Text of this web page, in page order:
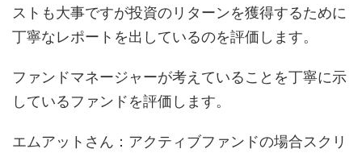
ストも大事ですが投資のリターンを獲得するために
丁寧なレポートを出しているのを評価します。
ファンドマネージャーが考えていることを丁寧に示
しているファンドを評価します。
エムアットさん：アクティブファンドの場合スクリ